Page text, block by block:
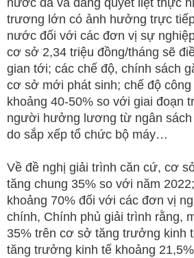
nước đã và đang quyết liệt thực
trương lớn có ảnh hưởng trực
nước đối với các đơn vị sự
cơ sở 2,34 triệu đồng/tháng sẽ
gian tới; các chế độ, chính sách
cơ sở mới phát sinh; chế độ công
khoảng 40-50% so với giai đoạn
người hưởng lương từ ngân
do sắp xếp tổ chức bộ máy…
Về đề nghị giải trình căn cứ, cơ
tăng chung 35% so với năm
khoảng 70% đối với các đơn vị
chính, Chính phủ giải trình rằng,
35% trên cơ sở tăng trưởng kinh
tăng trưởng kinh tế khoảng